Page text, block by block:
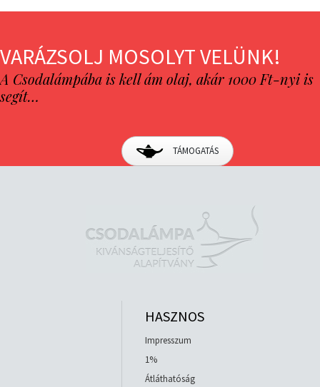
VARÁZSOLJ MOSOLYT VELÜNK!
A Csodalámpába is kell ám olaj, akár 1000 Ft-nyi is
segít…
TÁMOGATÁS
HASZNOS
Impresszum
1%
Átláthatóság